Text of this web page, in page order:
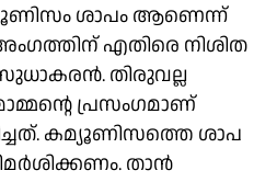
ശാപം ആണെന്ന്
എതിരെ നിശിത
തിരുവല്ല
പ്രസംഗമാണ്
കമ്യൂണിസത്തെ ശാപ
താൻ